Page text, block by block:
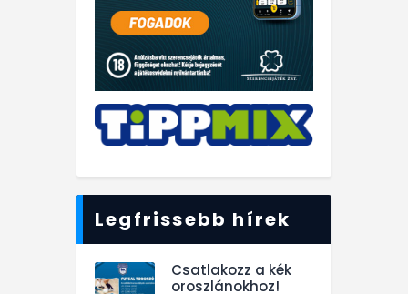
Legfrissebb hírek
Csatlakozz a kék
oroszlánokhoz!